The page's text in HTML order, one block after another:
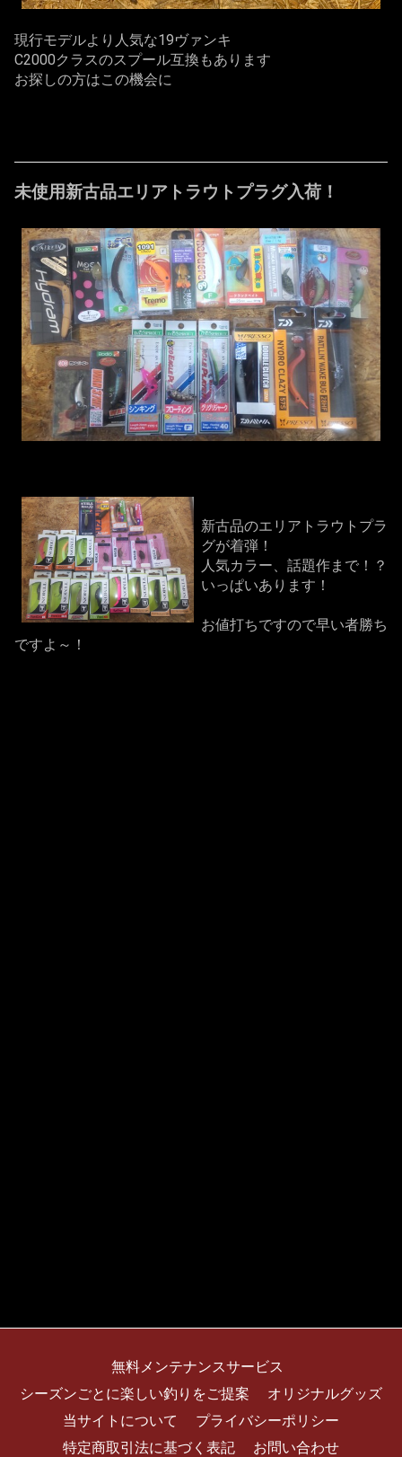
現行モデルより人気な19ヴァンキ
C2000クラスのスプール互換もあります
お探しの方はこの機会に
未使用新古品エリアトラウトプラグ入荷！
新古品のエリアトラウトプラ
グが着弾！
人気カラー、話題作まで！？
いっぱいあります！
お値打ちですので早い者勝ち
ですよ～！
無料メンテナンスサービス
シーズンごとに楽しい釣りをご提案
オリジナルグッズ
当サイトについて
プライバシーポリシー
特定商取引法に基づく表記
お問い合わせ